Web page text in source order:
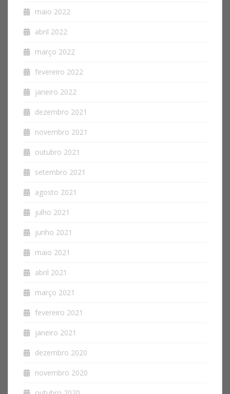
maio 2022
abril 2022
março 2022
fevereiro 2022
janeiro 2022
dezembro 2021
novembro 2021
outubro 2021
setembro 2021
agosto 2021
julho 2021
junho 2021
maio 2021
abril 2021
março 2021
fevereiro 2021
janeiro 2021
dezembro 2020
novembro 2020